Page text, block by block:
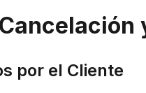
por el Cliente